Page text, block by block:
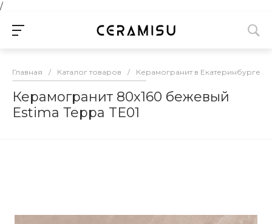
/
Главная / Каталог товаров / Керамогранит в Екатеринбурге
Керамогранит 80х160 бежевый
Estima Терра TE01